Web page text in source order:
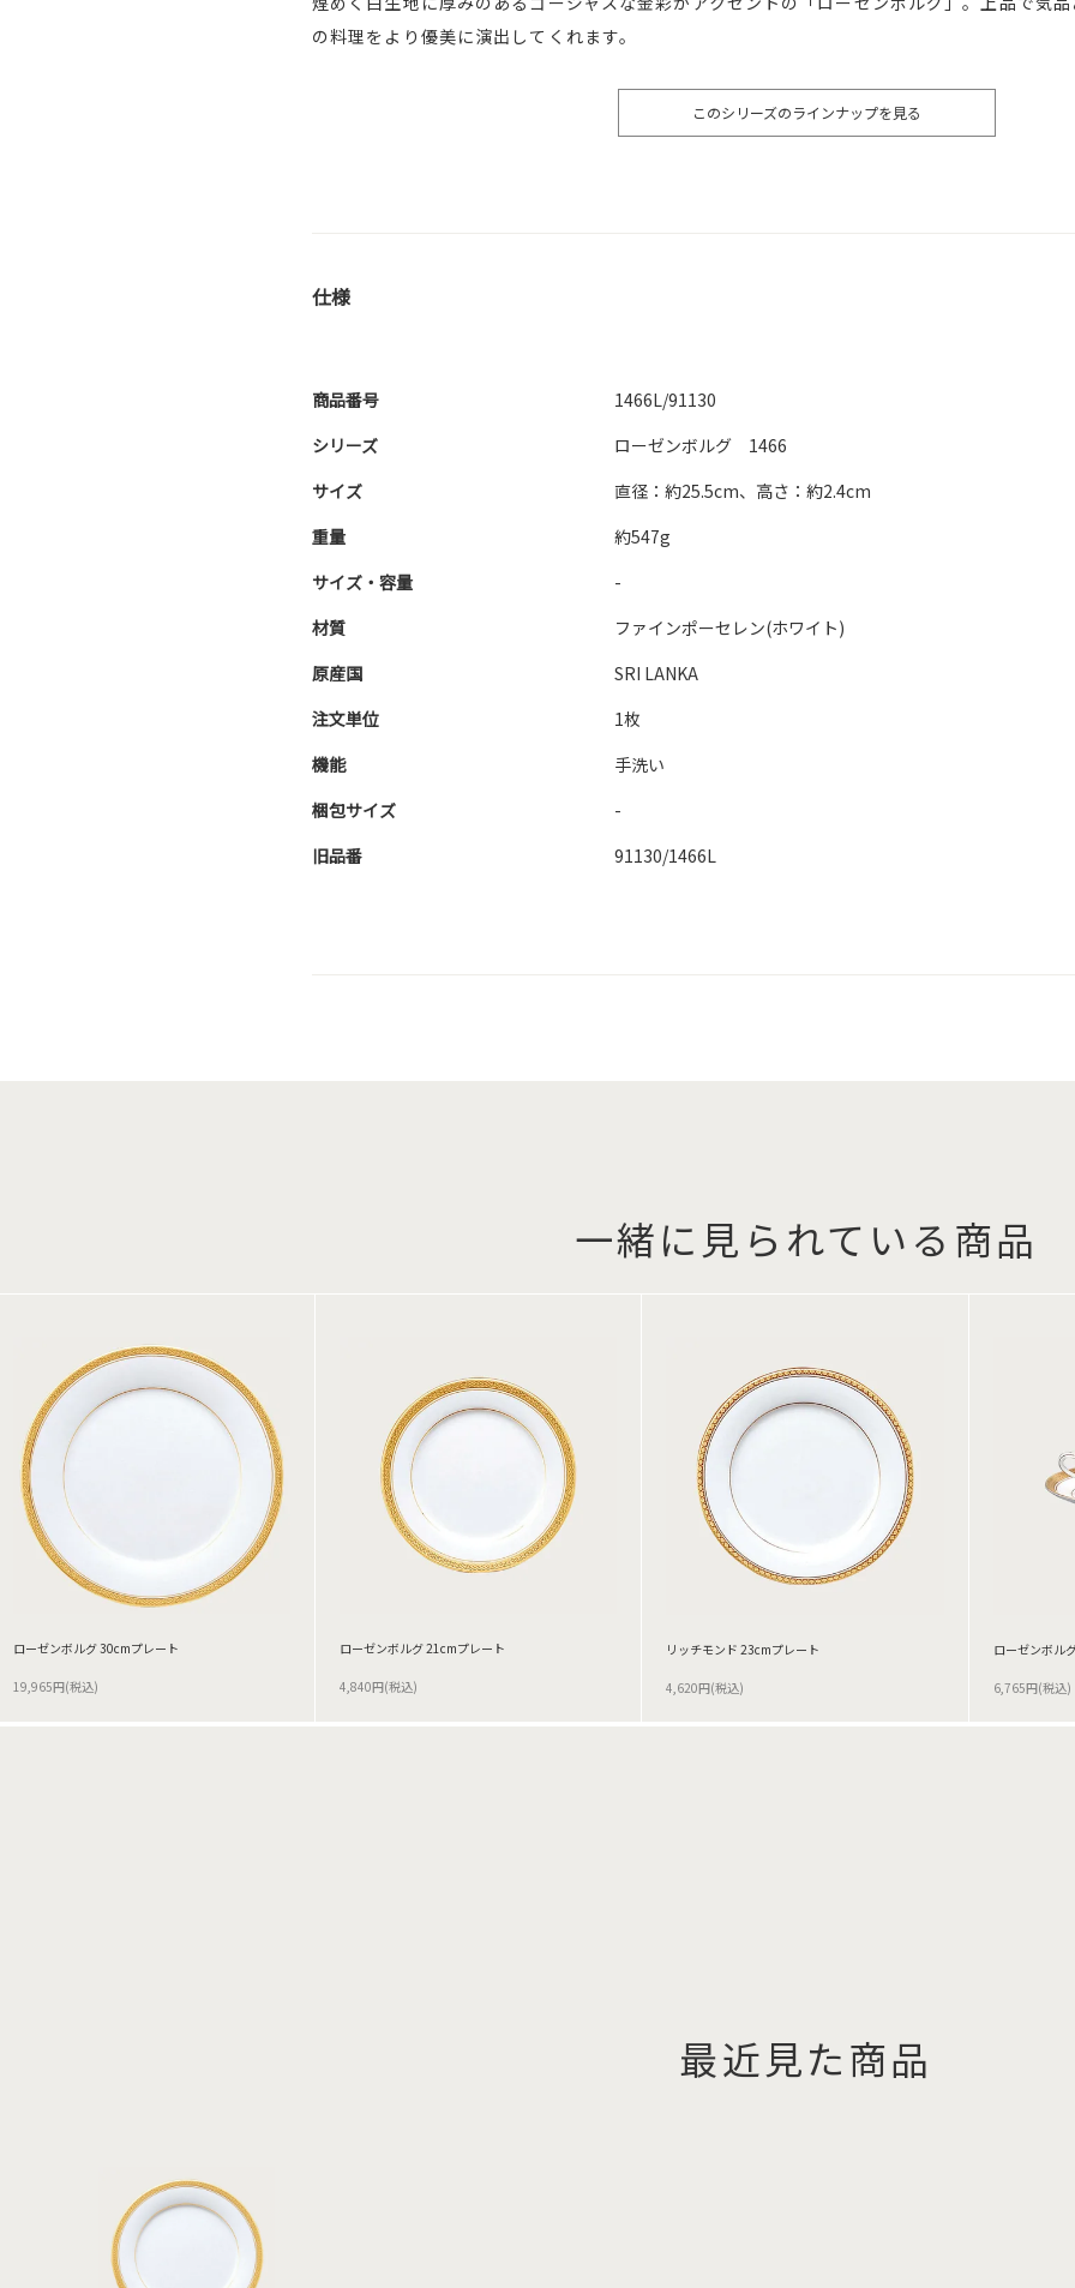
の料理をより優美に演出してくれます。
このシリーズのラインナップを見る
仕様
商品番号
1466L/91130
シリーズ
ローゼンボルグ 1466
サイズ
直径：約25.5cm、高さ：約2.4cm
重量
約547g
サイズ・容量
-
材質
ファインポーセレン(ホワイト)
原産国
SRI LANKA
注文単位
1枚
機能
手洗い
梱包サイズ
-
旧品番
91130/1466L
一緒に見られている商品
ローゼンボルグ 30cmプレート
19,965円(税込)
ローゼンボルグ 21cmプレート
4,840円(税込)
リッチモンド 23cmプレート
4,620円(税込)
ローゼンボル
6,765円(税込)
最近見た商品